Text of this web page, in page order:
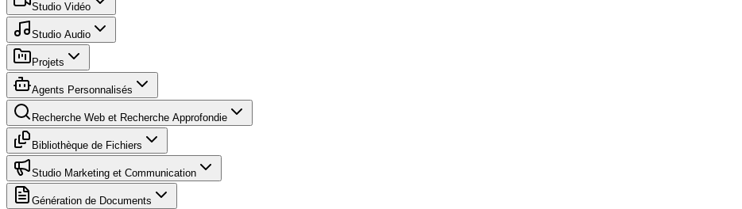
Studio Vidéo
Studio Audio
Projets
Agents Personnalisés
Recherche Web et Recherche Approfondie
Bibliothèque de Fichiers
Studio Marketing et Communication
Génération de Documents